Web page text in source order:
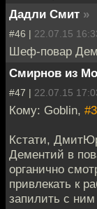
Дадли Смит »
#46 | 22.07.15
Шеф-повар
Смирнов из
#47 | 22.07.15
Кому: Goblin,
Кстати,
Дементий в
органично
привлекать к
запилить с